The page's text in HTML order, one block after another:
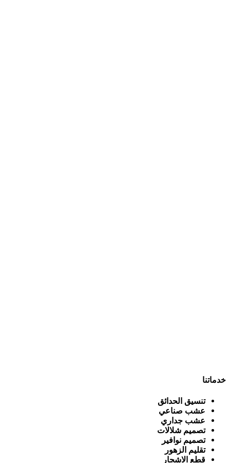
خدماتنا
تنسيق الحدائق
عشب صناعي
عشب جداري
تصميم شلالات
تصميم نوافير
تقليم الزهور
قطع الاشجار